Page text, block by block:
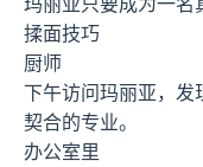
揉面技巧
厨师
下午访问玛丽亚，发
契合的专业。
办公室里